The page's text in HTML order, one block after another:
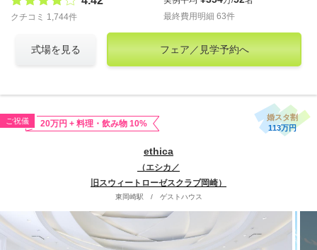
クチコミ 1,744件
最終費用明細 63件
式場を見る フェア／見学予約へ
ご祝儀 20万円 + 料理・飲み物 10%
婚スタ割
113万円
ethica
（エシカ／
旧スウィートローゼスクラブ岡崎）
東岡崎駅 / ゲストハウス